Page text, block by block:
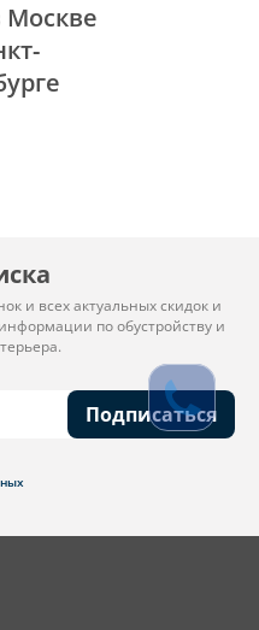
и всех актуальных скидок и
по обустройству и
Подписаться